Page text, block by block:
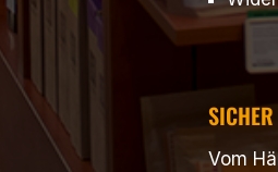
Vom